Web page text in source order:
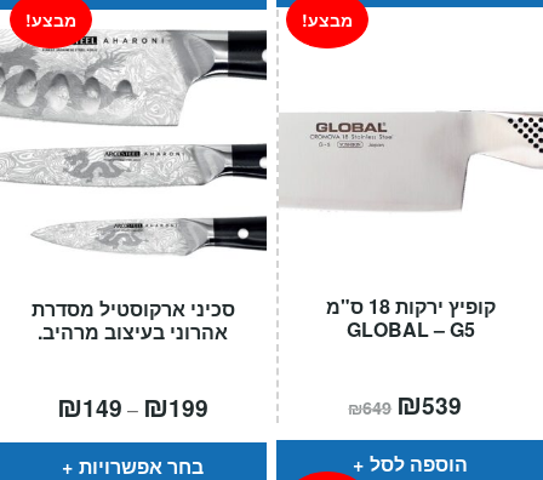
סכיני ארקוסטיל מסדרת
אהרוני בעיצוב מרהיב.
מבצע!
₪149 – ₪199
⁦₪149⁩
בחר אפשרויות
קופיץ ירקות 18 ס"מ
GLOBAL – G5
מבצע!
₪649 המחיר
המקורי
היה:
₪649.
₪539
הוא:
הוספה לסל